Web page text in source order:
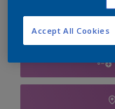
Accept All Cookies